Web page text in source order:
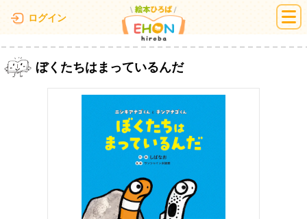
ログイン 絵本ひろば
ぼくたちはまっているんだ